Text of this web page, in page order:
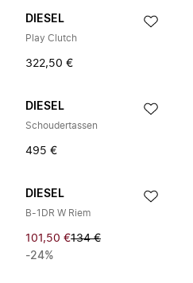
DIESEL
Play Clutch
322,50 €
DIESEL
Schoudertassen
495 €
DIESEL
B-1DR W Riem
101,50 €134 €
-24%